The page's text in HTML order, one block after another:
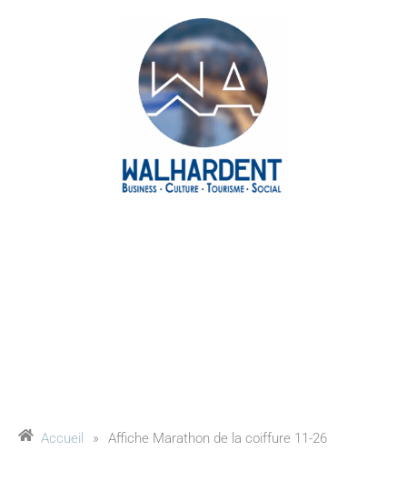
Accueil » Affiche Marathon de la coiffure 11-26